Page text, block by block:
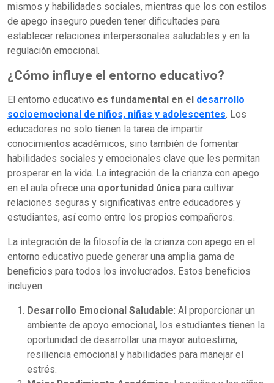
mismos y habilidades sociales, mientras que los con estilos
de apego inseguro pueden tener dificultades para
establecer relaciones interpersonales saludables y en la
regulación emocional.
¿Cómo influye el entorno educativo?
El entorno educativo es fundamental en el desarrollo
socioemocional de niños, niñas y adolescentes. Los
educadores no solo tienen la tarea de impartir
conocimientos académicos, sino también de fomentar
habilidades sociales y emocionales clave que les permitan
prosperar en la vida. La integración de la crianza con apego
en el aula ofrece una oportunidad única para cultivar
relaciones seguras y significativas entre educadores y
estudiantes, así como entre los propios compañeros.
La integración de la filosofía de la crianza con apego en el
entorno educativo puede generar una amplia gama de
beneficios para todos los involucrados. Estos beneficios
incluyen:
Desarrollo Emocional Saludable: Al proporcionar un
ambiente de apoyo emocional, los estudiantes tienen la
oportunidad de desarrollar una mayor autoestima,
resiliencia emocional y habilidades para manejar el
estrés.